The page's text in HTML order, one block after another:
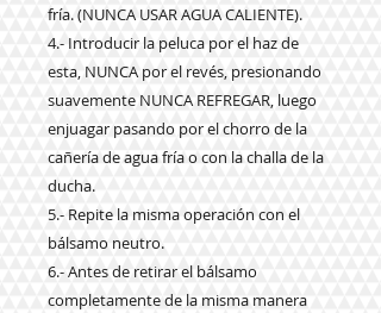
fría. (NUNCA USAR AGUA CALIENTE).
4.- Introducir la peluca por el haz de
esta, NUNCA por el revés, presionando
suavemente NUNCA REFREGAR, luego
enjuagar pasando por el chorro de la
cañería de agua fría o con la challa de la
ducha.
5.- Repite la misma operación con el
bálsamo neutro.
6.- Antes de retirar el bálsamo
completamente de la misma manera